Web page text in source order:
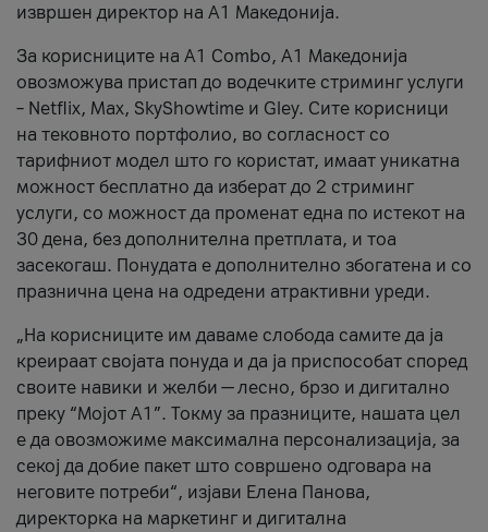
извршен директор на А1 Македонија.
За корисниците на A1 Combo, А1 Македонија
овозможува пристап до водечките стриминг услуги
– Netflix, Max, SkyShowtime и Gley. Сите корисници
на тековното портфолио, во согласност со
тарифниот модел што го користат, имаат уникатна
можност бесплатно да изберат до 2 стриминг
услуги, со можност да променат една по истекот на
30 дена, без дополнителна претплата, и тоа
засекогаш. Понудата е дополнително збогатена и со
празнична цена на одредени атрактивни уреди.
„На корисниците им даваме слобода самите да ја
креираат својата понуда и да ја приспособат според
своите навики и желби — лесно, брзо и дигитално
преку “Мојот А1”. Токму за празниците, нашата цел
е да овозможиме максимална персонализација, за
секој да добие пакет што совршено одговара на
неговите потреби“, изјави Елена Панова,
директорка на маркетинг и дигитална